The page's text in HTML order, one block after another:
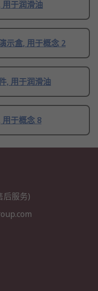
用于润滑油
示盒, 用于概念 2
, 用于润滑油
用于概念 8
后服务)